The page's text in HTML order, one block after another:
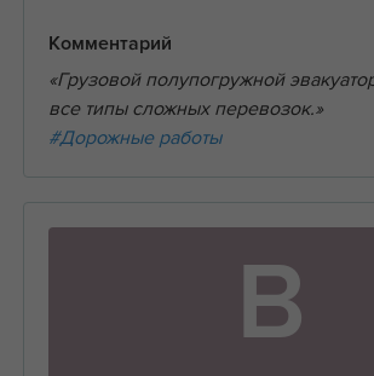
Комментарий
«Грузовой полупогружной
все типы сложных перевозок.»
#Дорожные работы
В